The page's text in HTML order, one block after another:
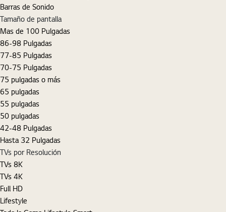
Barras de Sonido
Tamaño de pantalla
Mas de 100 Pulgadas
86-98 Pulgadas
77-85 Pulgadas
70-75 Pulgadas
75 pulgadas o más
65 pulgadas
55 pulgadas
50 pulgadas
42-48 Pulgadas
Hasta 32 Pulgadas
TVs por Resolución
TVs 8K
TVs 4K
Full HD
Lifestyle